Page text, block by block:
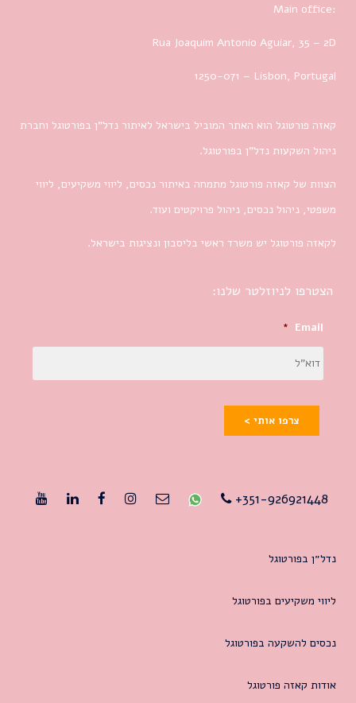
Main office:
Rua Joaquim Antonio Aguiar, 35 – 2D
1250-071 – Lisbon, Portugal
קאזה פורטוגל הוא האתר המוביל בישראל לאיתור נדל”ן בפורטוגל וחברת
ניהול השקעות נדל”ן בפורטוגל.
הצוות של קאזה פורטוגל מתמחה באיתור נכסים, ליווי משקיעים, ליווי
משפטי, ניהול נכסים, ניהול פרויקטים ועוד.
לקאזה פורטוגל יש משרד ראשי בליסבון ונציגות בישראל.
הצטרפו לניוזלטר שלנו:
Email
*
צרפו אותי >
351-926921448+
נדל״ן בפורטוגל
ליווי משקיעים בפורטוגל
נכסים להשקעה בפורטוגל
אודות קאזה פורטוגל